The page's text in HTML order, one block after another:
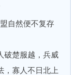
自然便不复存
楚服越，兵威
，寡人不日北上